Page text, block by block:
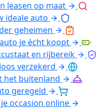
leasen op maat
ideale auto
geheimen
je écht koopt
en rijbereik
verzekerd
het buitenland
geregeld
occasion online